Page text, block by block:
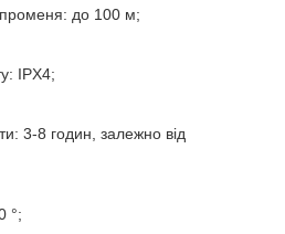
променя: до 100 м;
IPX4;
3-8 годин, залежно від
°;